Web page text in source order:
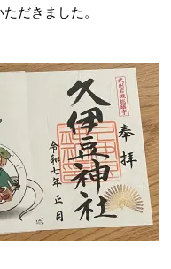
だきました。